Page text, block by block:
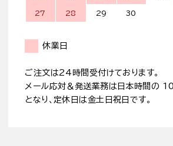
27 28 29 30
休業日
ご注文は24時間受付けております。
メール応対＆発送業務は日本時間の
となり、定休日は金土日祝日です。